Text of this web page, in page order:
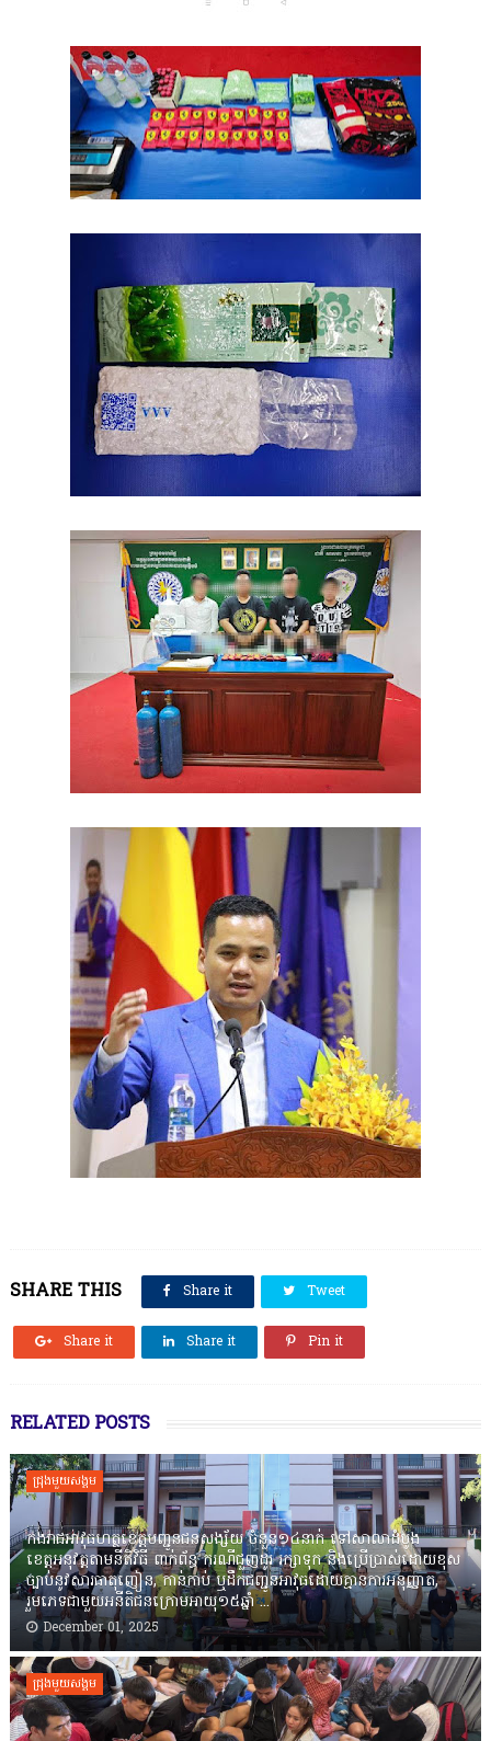
SHARE THIS Share it Tweet
Share it Share it Pin it
RELATED POSTS
ជ្រុងមួយសង្គម
កងរាជឣាវុធហត្ថខេត្តបញ្ជូនជនសង្ស័យ ចំនួន១៤នាក់ ទៅសាលាដំបូង
ខេត្តឣនុវត្តតាមនីតិវិធី ពាក់ព័ន្ធ ករណីជួញដូរ រក្សាទុក និងប្រើប្រាស់ដោយខុស
ច្បាប់នូវសារធាតុញៀន, កាន់កាប់ ឬដឹកជញ្ជូនអាវុធដោយគ្មានការអនុញ្ញាត,
រួមភេទជាមួយអនីតិជនក្រោមអាយុ១៥ឆ្នាំ ...
December 01, 2025
ជ្រុងមួយសង្គម